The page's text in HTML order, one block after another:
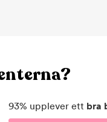
93% upplever ett bra